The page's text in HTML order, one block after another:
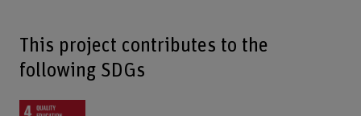
This project contributes to the
following SDGs